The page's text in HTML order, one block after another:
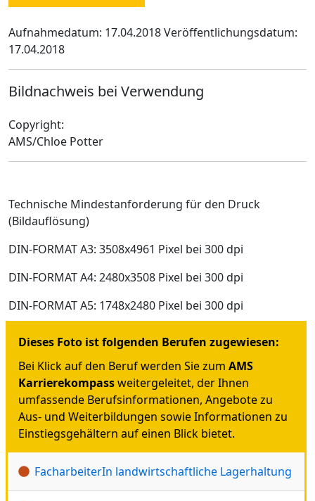
Aufnahmedatum: 17.04.2018Veröffentlichungsdatum:
17.04.2018
Bildnachweis bei Verwendung
Copyright:
AMS/Chloe Potter
Technische Mindestanforderung für den Druck
(Bildauflösung)
DIN-FORMAT A3: 3508x4961 Pixel bei 300 dpi
DIN-FORMAT A4: 2480x3508 Pixel bei 300 dpi
DIN-FORMAT A5: 1748x2480 Pixel bei 300 dpi
Dieses Foto ist folgenden Berufen zugewiesen:
Bei Klick auf den Beruf werden Sie zum AMS
Karrierekompassweitergeleitet, der Ihnen
umfassende Berufsinformationen, Angebote zu
Aus- und Weiterbildungen sowie Informationen zu
Einstiegsgehältern auf einen Blick bietet.
FacharbeiterIn landwirtschaftliche Lagerhaltung